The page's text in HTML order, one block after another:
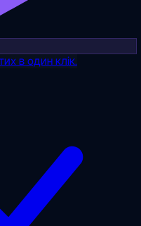
в один клік.